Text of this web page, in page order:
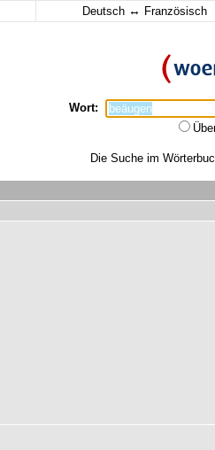
Deutsch ↔ Französisch
Wort:
Die Suche im